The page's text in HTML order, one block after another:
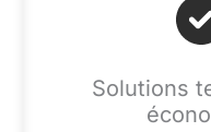
Solutions